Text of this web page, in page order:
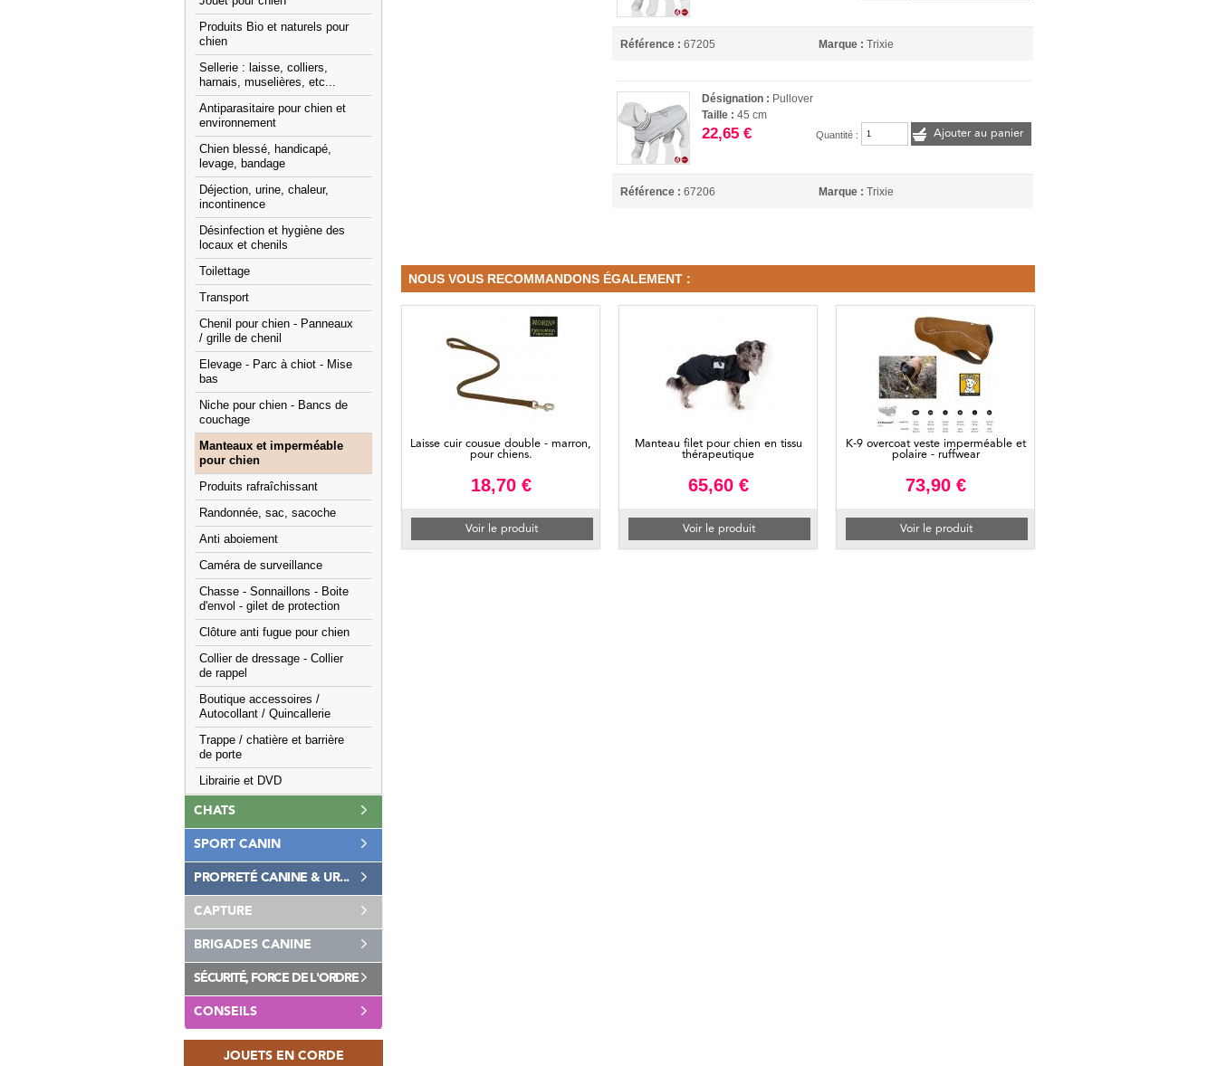
Produits Bio et naturels pour
chien
Sellerie : laisse, colliers,
harnais, muselières, etc...
Antiparasitaire pour chien et
environnement
Chien blessé, handicapé,
levage, bandage
Déjection, urine, chaleur,
incontinence
Désinfection et hygiène des
locaux et chenils
Toilettage
Transport
Chenil pour chien - Panneaux
/ grille de chenil
Elevage - Parc à chiot - Mise
bas
Niche pour chien - Bancs de
couchage
Manteaux et imperméable
pour chien
Produits rafraîchissant
Randonnée, sac, sacoche
Anti aboiement
Caméra de surveillance
Chasse - Sonnaillons - Boite
d'envol - gilet de protection
Clôture anti fugue pour chien
Collier de dressage - Collier
de rappel
Boutique accessoires /
Autocollant / Quincallerie
Trappe / chatière et barrière
de porte
Librairie et DVD
CHATS
SPORT CANIN
PROPRETÉ CANINE & UR...
CAPTURE
BRIGADES CANINE
SÉCURITÉ, FORCE DE L'ORDRE
CONSEILS
JOUETS EN CORDE
Référence : 67205 Marque : Trixie
Désignation : Pullover
Taille :45 cm
22,65 € Quantité : Ajouter au panier
Référence : 67206 Marque : Trixie
NOUS VOUS RECOMMANDONS ÉGALEMENT :
Laisse cuir cousue double - marron,
pour chiens.
18,70 €
Voir le produit
Manteau filet pour chien en tissu
thérapeutique
65,60 €
Voir le produit
K-9 overcoat veste imperméable et
polaire - ruffwear
73,90 €
Voir le produit